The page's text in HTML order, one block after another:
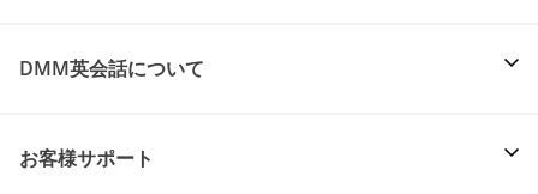
DMM英会話について
お客様サポート